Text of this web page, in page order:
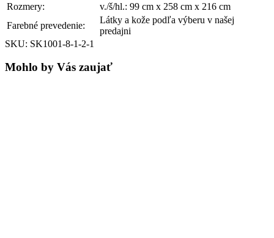
Rozmery:
v./š/hl.: 99 cm x 258 cm x 216 cm
Farebné prevedenie:
Látky a kože podľa výberu v našej
predajni
SKU: SK1001-8-1-2-1
Mohlo by Vás zaujať